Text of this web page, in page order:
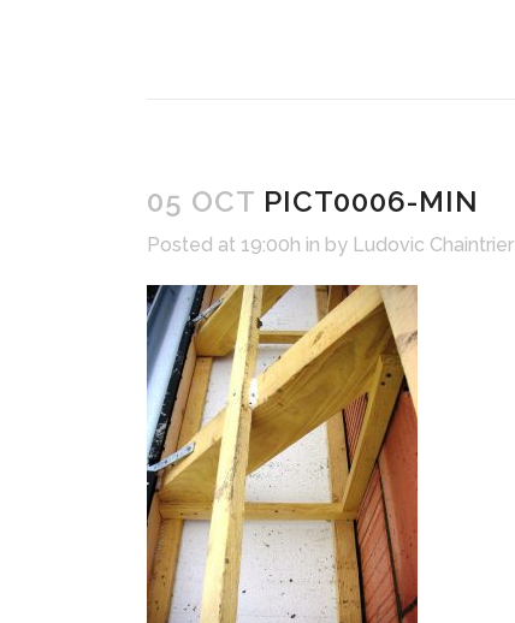
05 OCT PICT0006-MIN
Posted at 19:00h in by Ludovic Chaintrier